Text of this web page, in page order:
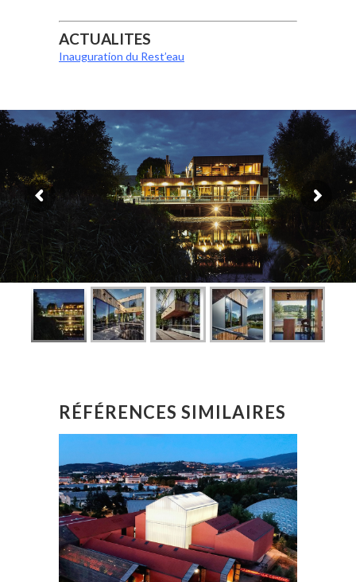
ACTUALITES
Inauguration du Rest’eau
RÉFÉRENCES SIMILAIRES
LA NOUVELLE COMÉDIE
RECONVERSION FRICHES
INDUSTRIELLES
SAINT ÉTIENNE | 42